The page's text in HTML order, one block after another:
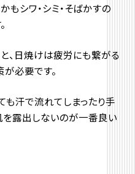
もシワ・シミ・そばかすの
、日焼けは疲労にも繋がる
が必要です。
汗で流れてしまったり手
を露出しないのが一番良い